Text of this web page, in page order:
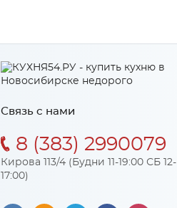
Связь с нами
8 (383) 2990079
Кирова 113/4 (Будни 11-19:00 СБ 12-
17:00)